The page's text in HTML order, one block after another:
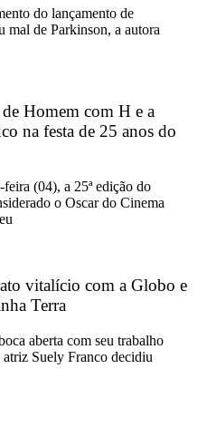
do lançamento de
mal de Parkinson, a autora
Homem com H e a
na festa de 25 anos do
(04), a 25ª edição do
o Oscar do Cinema
vitalício com a Globo e
Terra
aberta com seu trabalho
Suely Franco decidiu